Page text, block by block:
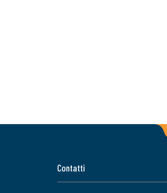
Contatti